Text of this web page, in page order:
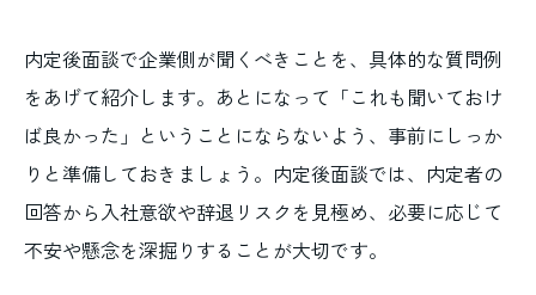
内定後面談で企業側が聞くべきことを、具体的な質問例
をあげて紹介します。あとになって「これも聞いておけ
ば良かった」ということにならないよう、事前にしっか
りと準備しておきましょう。内定後面談では、内定者の
回答から入社意欲や辞退リスクを見極め、必要に応じて
不安や懸念を深掘りすることが大切です。